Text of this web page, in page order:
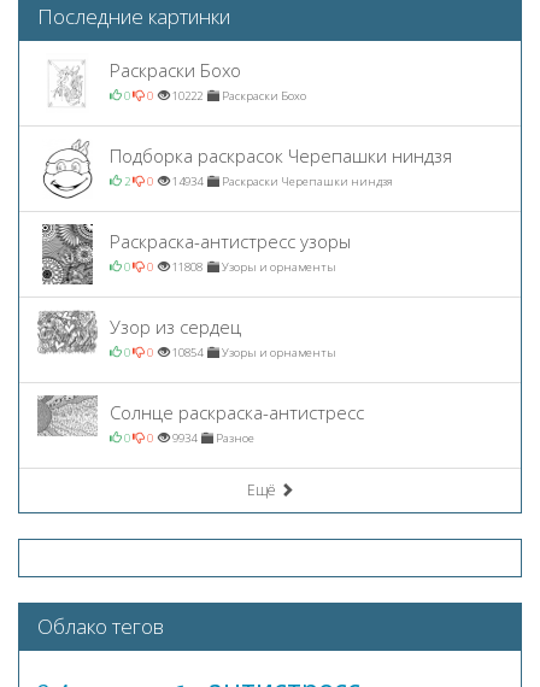
Последние картинки
Раскраски Бохо
0 0 10222 Раскраски Бохо
Подборка раскрасок Черепашки ниндзя
2 0 14934 Раскраски Черепашки ниндзя
Раскраска-антистресс узоры
0 0 11808 Узоры и орнаменты
Узор из сердец
0 0 10854 Узоры и орнаменты
Солнце раскраска-антистресс
0 0 9934 Разное
Ещё
Облако тегов